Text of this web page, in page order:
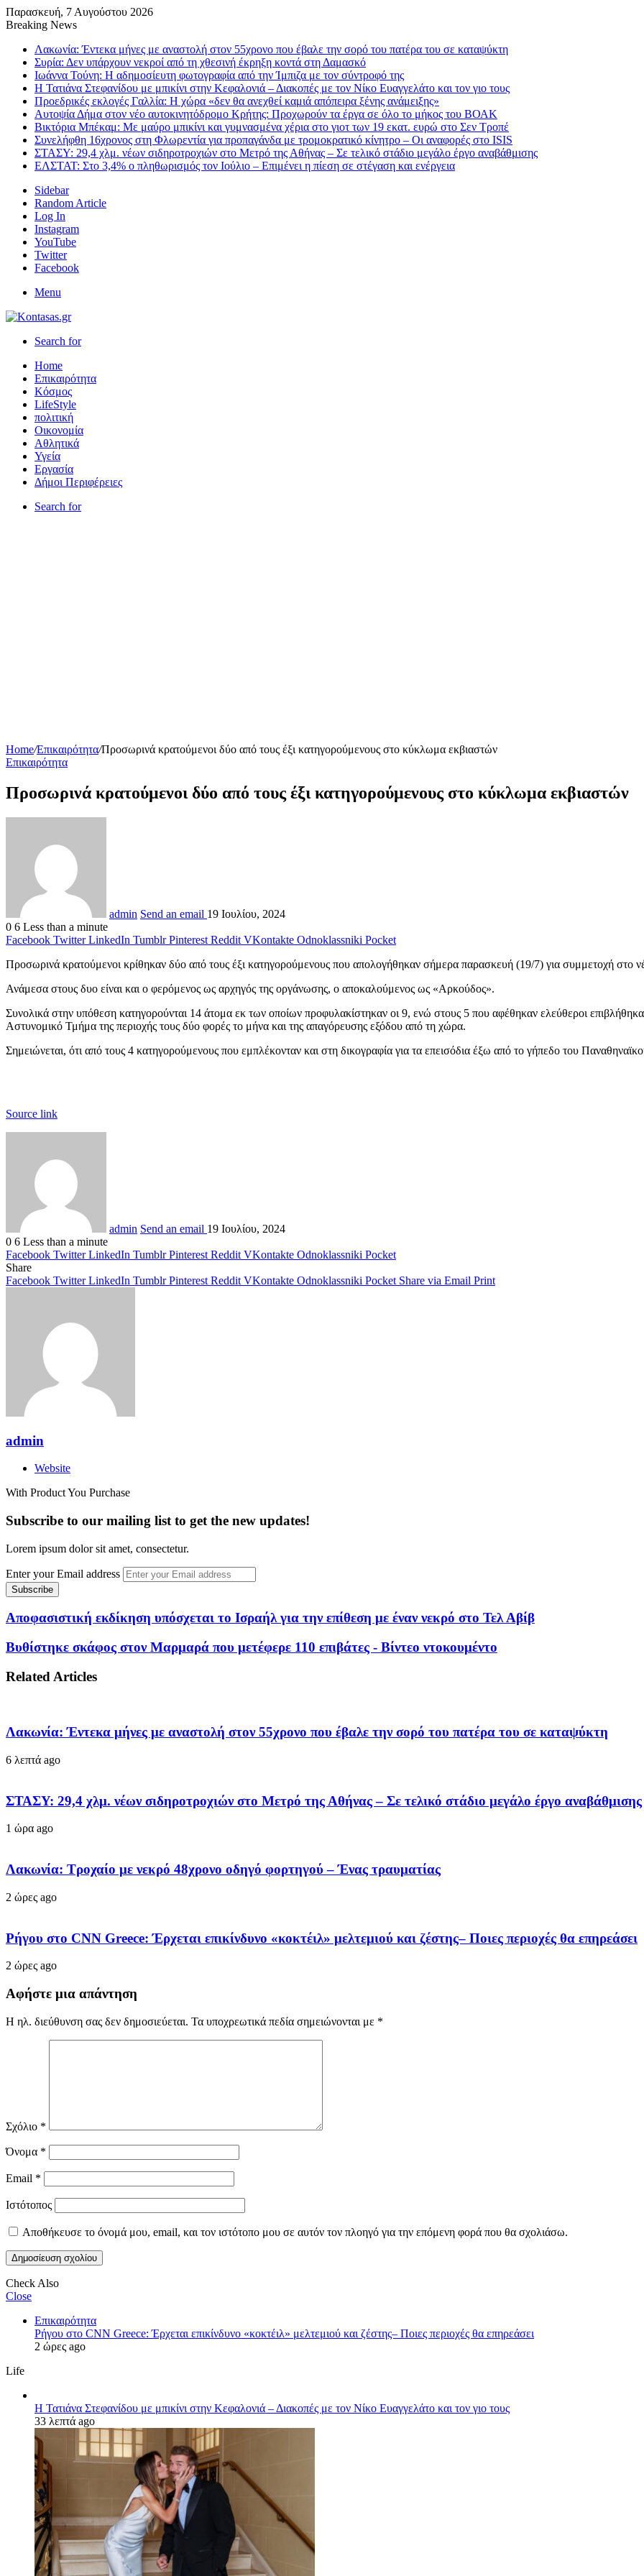
Παρασκευή, 7 Αυγούστου 2026
Breaking News
Λακωνία: Έντεκα μήνες με αναστολή στον 55χρονο που έβαλε την σορό του πατέρα του σε καταψύκτη
Συρία: Δεν υπάρχουν νεκροί από τη χθεσινή έκρηξη κοντά στη Δαμασκό
Ιωάννα Τούνη: Η αδημοσίευτη φωτογραφία από την Ίμπιζα με τον σύντροφό της
Η Τατιάνα Στεφανίδου με μπικίνι στην Κεφαλονιά – Διακοπές με τον Νίκο Ευαγγελάτο και τον γιο τους
Προεδρικές εκλογές Γαλλία: Η χώρα «δεν θα ανεχθεί καμιά απόπειρα ξένης ανάμειξης»
Αυτοψία Δήμα στον νέο αυτοκινητόδρομο Κρήτης: Προχωρούν τα έργα σε όλο το μήκος του ΒΟΑΚ
Βικτόρια Μπέκαμ: Με μαύρο μπικίνι και γυμνασμένα χέρια στο γιοτ των 19 εκατ. ευρώ στο Σεν Τροπέ
Συνελήφθη 16χρονος στη Φλωρεντία για προπαγάνδα με τρομοκρατικό κίνητρο – Οι αναφορές στο ISIS
ΣΤΑΣΥ: 29,4 χλμ. νέων σιδηροτροχιών στο Μετρό της Αθήνας – Σε τελικό στάδιο μεγάλο έργο αναβάθμισης
ΕΛΣΤΑΤ: Στο 3,4% ο πληθωρισμός τον Ιούλιο – Επιμένει η πίεση σε στέγαση και ενέργεια
Sidebar
Random Article
Log In
Instagram
YouTube
Twitter
Facebook
Menu
Search for
Home
Επικαιρότητα
Κόσμος
LifeStyle
πολιτική
Οικονομία
Αθλητικά
Υγεία
Εργασία
Δήμοι Περιφέρειες
Search for
Home/Επικαιρότητα/Προσωρινά κρατούμενοι δύο από τους έξι κατηγορούμενους στο κύκλωμα εκβιαστών
Επικαιρότητα
Προσωρινά κρατούμενοι δύο από τους έξι κατηγορούμενους στο κύκλωμα εκβιαστών
admin Send an email 19 Ιουλίου, 2024
0 6 Less than a minute
Facebook Twitter LinkedIn Tumblr Pinterest Reddit VKontakte Odnoklassniki Pocket
Προσωρινά κρατούμενοι κρίθηκαν δύο από τους έξι κατηγορούμενους που απολογήθηκαν σήμερα παρασκευή (19/7) για συμμετοχή στο
Ανάμεσα στους δυο είναι και ο φερόμενος ως αρχηγός της οργάνωσης, ο αποκαλούμενος ως «Αρκούδος».
Συνολικά στην υπόθεση κατηγορούνται 14 άτομα εκ των οποίων προφυλακίστηκαν οι 9, ενώ στους 5 που αφέθηκαν ελεύθεροι
Αστυνομικό Τμήμα της περιοχής τους δύο φορές το μήνα και της απαγόρευσης εξόδου από τη χώρα.
Σημειώνεται, ότι από τους 4 κατηγορούμενους που εμπλέκονταν και στη δικογραφία για τα επεισόδια έξω από το γήπεδο του
Source link
admin Send an email 19 Ιουλίου, 2024
0 6 Less than a minute
Facebook Twitter LinkedIn Tumblr Pinterest Reddit VKontakte Odnoklassniki Pocket
Share
Facebook Twitter LinkedIn Tumblr Pinterest Reddit VKontakte Odnoklassniki Pocket Share via Email Print
admin
Website
With Product You Purchase
Subscribe to our mailing list to get the new updates!
Lorem ipsum dolor sit amet, consectetur.
Enter your Email address
Αποφασιστική εκδίκηση υπόσχεται το Ισραήλ για την επίθεση με έναν νεκρό στο Τελ Αβίβ
Bυθίστηκε σκάφος στον Μαρμαρά που μετέφερε 110 επιβάτες - Βίντεο ντοκουμέντο
Related Articles
Λακωνία: Έντεκα μήνες με αναστολή στον 55χρονο που έβαλε την σορό του πατέρα του σε καταψύκτη
6 λεπτά ago
ΣΤΑΣΥ: 29,4 χλμ. νέων σιδηροτροχιών στο Μετρό της Αθήνας – Σε τελικό στάδιο μεγάλο έργο αναβάθμισης
1 ώρα ago
Λακωνία: Τροχαίο με νεκρό 48χρονο οδηγό φορτηγού – Ένας τραυματίας
2 ώρες ago
Ρήγου στο CNN Greece: Έρχεται επικίνδυνο «κοκτέιλ» μελτεμιού και ζέστης– Ποιες περιοχές θα επηρεάσει
2 ώρες ago
Αφήστε μια απάντηση
Η ηλ. διεύθυνση σας δεν δημοσιεύεται. Τα υποχρεωτικά πεδία σημειώνονται με *
Σχόλιο *
Όνομα *
Email *
Ιστότοπος
Αποθήκευσε το όνομά μου, email, και τον ιστότοπο μου σε αυτόν τον πλοηγό για την επόμενη φορά που θα σχολιάσω.
Check Also
Close
Επικαιρότητα
Ρήγου στο CNN Greece: Έρχεται επικίνδυνο «κοκτέιλ» μελτεμιού και ζέστης– Ποιες περιοχές θα επηρεάσει
2 ώρες ago
Life
Η Τατιάνα Στεφανίδου με μπικίνι στην Κεφαλονιά – Διακοπές με τον Νίκο Ευαγγελάτο και τον γιο τους
33 λεπτά ago